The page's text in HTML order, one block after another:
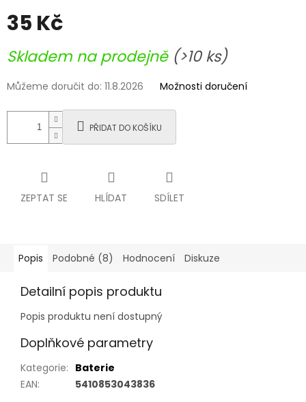
35 Kč
cena:
Skladem na prodejně (>10 ks)
Můžeme doručit do: 11.8.2026 Možnosti doručení
PŘIDAT DO KOŠÍKU
ZEPTAT SE HLÍDAT SDÍLET
Popis Podobné (8) Hodnocení Diskuze
Detailní popis produktu
Popis produktu není dostupný
Doplňkové parametry
Kategorie: Baterie
EAN: 5410853043836